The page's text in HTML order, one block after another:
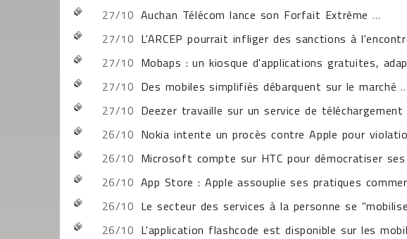
27/10 Auchan Télécom lance son Forfait Extrême ...
27/10 L'ARCEP pourrait infliger des sanctions à
27/10 Mobaps : un kiosque d'applications gratuites,
27/10 Des mobiles simplifiés débarquent sur le marché ...
27/10 Deezer travaille sur un service de
26/10 Nokia intente un procès contre Apple pour
26/10 Microsoft compte sur HTC pour démocratiser
26/10 App Store : Apple assouplie ses pratiques
26/10 Le secteur des services à la personne se
26/10 L'application flashcode est disponible sur les